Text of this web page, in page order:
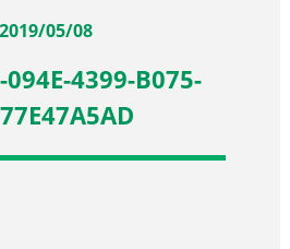
2019/05/08
094E-4399-B075-